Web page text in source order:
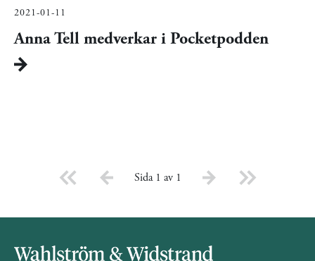
2021-01-11
Anna Tell medverkar i Pocketpodden
Sida 1 av 1